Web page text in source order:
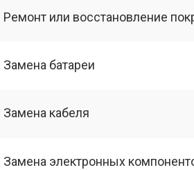
Ремонт или восстановление
Замена батареи
Замена кабеля
Замена электронных